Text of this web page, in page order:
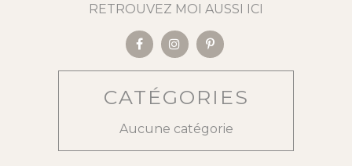
RETROUVEZ MOI AUSSI ICI
CATÉGORIES
Aucune catégorie